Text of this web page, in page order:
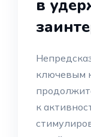
в
ключевым
к